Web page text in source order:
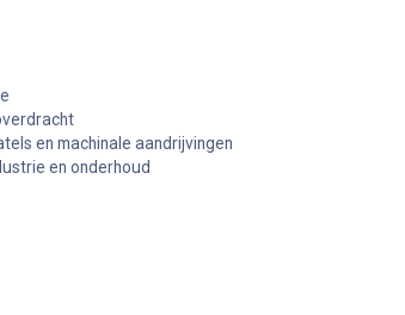
en machinale aandrijvingen
en onderhoud